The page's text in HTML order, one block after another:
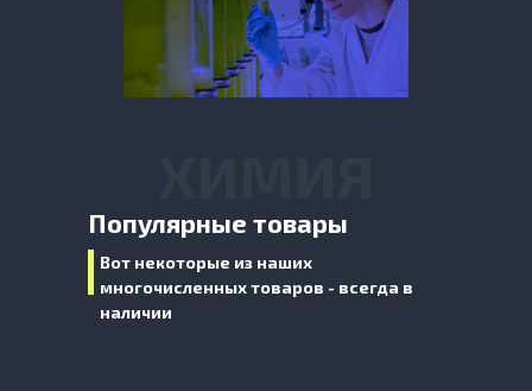
Популярные товары
Вот некоторые из наших
многочисленных товаров - всегда в
наличии